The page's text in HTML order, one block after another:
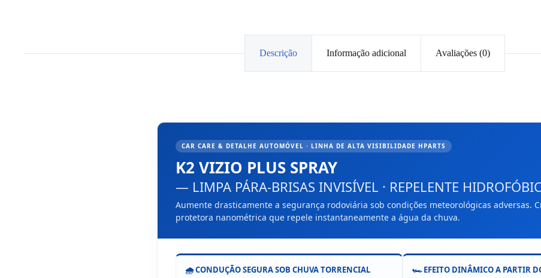
Descrição Informação adicional Avaliações (0)
CAR CARE & DETALHE AUTOMÓVEL · LINHA DE ALTA VISIBILIDADE HPARTS
K2 VIZIO PLUS SPRAY
— LIMPA PÁRA-BRISAS INVISÍVEL · REPELENTE
Aumente drasticamente a segurança rodoviária sob condições meteorológicas adversas.
protetora nanométrica que repele instantaneamente a água da chuva.
🌧️ CONDUÇÃO SEGURA SOB CHUVA TORRENCIAL
🏎️ EFEITO DINÂMICO A PARTIR